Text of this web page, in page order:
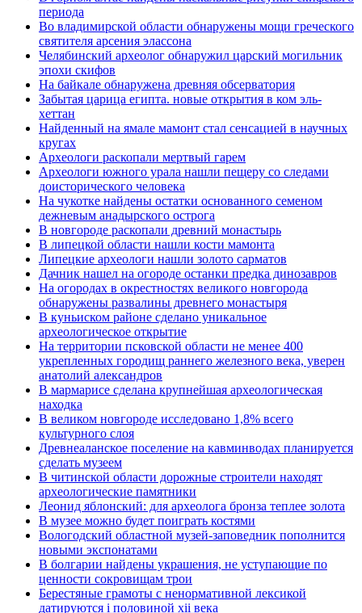
периода
Во владимирской области обнаружены мощи греческого
святителя арсения элассона
Челябинский археолог обнаружил царский могильник
эпохи скифов
На байкале обнаружена древняя обсерватория
Забытая царица египта. новые открытия в ком эль-
хеттан
Найденный на ямале мамонт стал сенсацией в научных
кругах
Археологи раскопали мертвый гарем
Археологи южного урала нашли пещеру со следами
доисторического человека
На чукотке найдены остатки основанного семеном
дежневым анадырского острога
В новгороде раскопали древний монастырь
В липецкой области нашли кости мамонта
Липецкие археологи нашли золото сарматов
Дачник нашел на огороде останки предка динозавров
На огородах в окрестностях великого новгорода
обнаружены развалины древнего монастыря
В куньиском районе сделано уникальное
археологическое открытие
На территории псковской области не менее 400
укрепленных городищ раннего железного века, уверен
анатолий александров
В мармарисе сделана крупнейшая археологическая
находка
В великом новгороде исследовано 1,8% всего
культурного слоя
Древнеаланское поселение на кавминводах планируется
сделать музеем
В читинской области дорожные строители находят
археологические памятники
Леонид яблонский: для археолога бронза теплее золота
В музее можно будет поиграть костями
Вологодский областной музей-заповедник пополнится
новыми экспонатами
В болгарии найдены украшения, не уступающие по
ценности сокровищам трои
Берестяные грамоты с ненормативной лексикой
датируются i половиной xii века